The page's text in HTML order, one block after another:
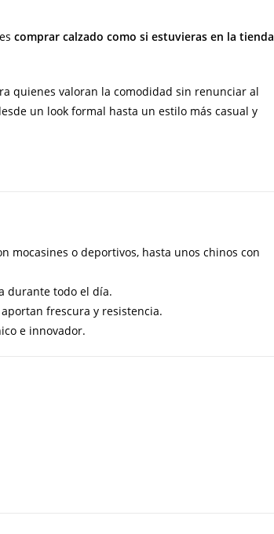
comprar calzado como si estuvieras en la tienda
quienes valoran la comodidad sin renunciar al
un look formal hasta un estilo más casual y
mocasines o deportivos, hasta unos chinos con
durante todo el día.
frescura y resistencia.
e innovador.